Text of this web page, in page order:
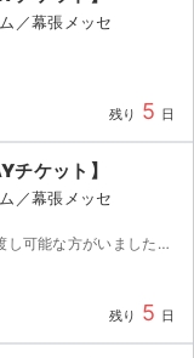
／幕張メッセ
残り 5 日
ケット】
／幕張メッセ
19時20分からの観覧希望です。 それまでに受け渡し可能な方がいましたら、ぜひよろしくお願いいたします。 当日の連絡はokです
残り 5 日